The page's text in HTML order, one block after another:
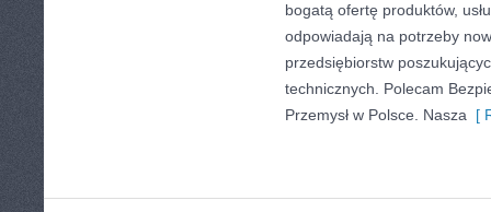
bogatą ofertę produktów,
odpowiadają na potrzeby
przedsiębiorstw
technicznych. Polecam
Przemysł w Polsce. Nasza [